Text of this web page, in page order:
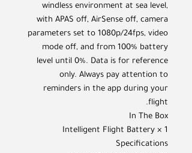
windless environment at sea level,
with APAS off, AirSense off, camera
parameters set to 1080p/24fps, video
mode off, and from 100% battery
level until 0%. Data is for reference
only. Always pay attention to
reminders in the app during your
flight.
In The Box
Intelligent Flight Battery × 1
Specifications